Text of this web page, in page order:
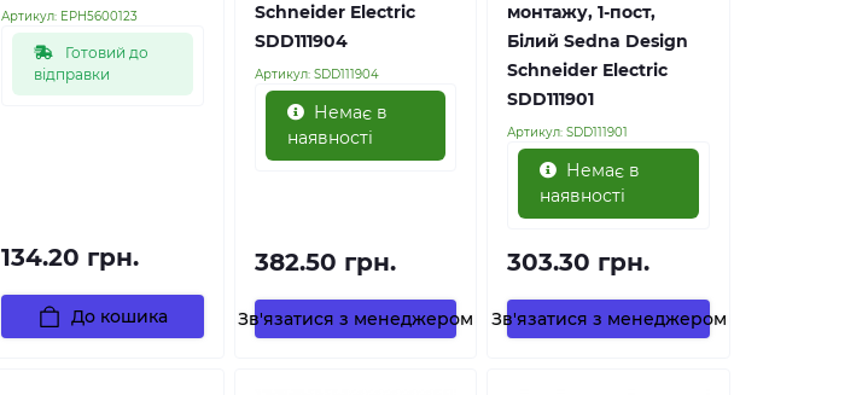
Артикул: EPH5600123
Готовий до
відправки
134.20 грн.
До кошика
Schneider Electric
SDD111904
Артикул: SDD111904
Немає в
наявності
382.50 грн.
Зв'язатися з менеджером
монтажу, 1-пост,
Білий Sedna Design
Schneider Electric
SDD111901
Артикул:SDD111901
Немає в
наявності
303.30 грн.
Зв'язатися з менеджером